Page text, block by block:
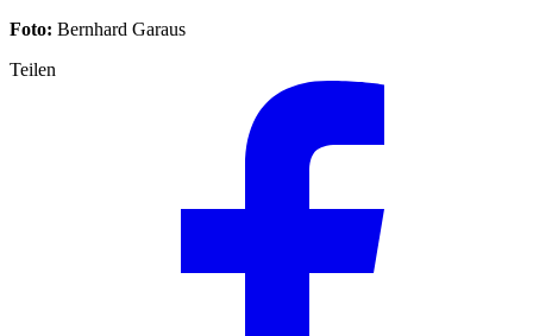
Foto: Bernhard Garaus
Teilen